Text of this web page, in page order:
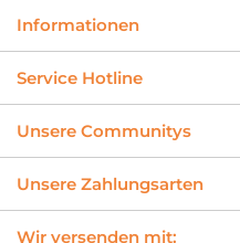
Informationen
Service Hotline
Unsere Communitys
Unsere Zahlungsarten
Wir versenden mit: